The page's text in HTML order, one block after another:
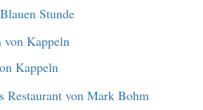
Stunde
Kappeln